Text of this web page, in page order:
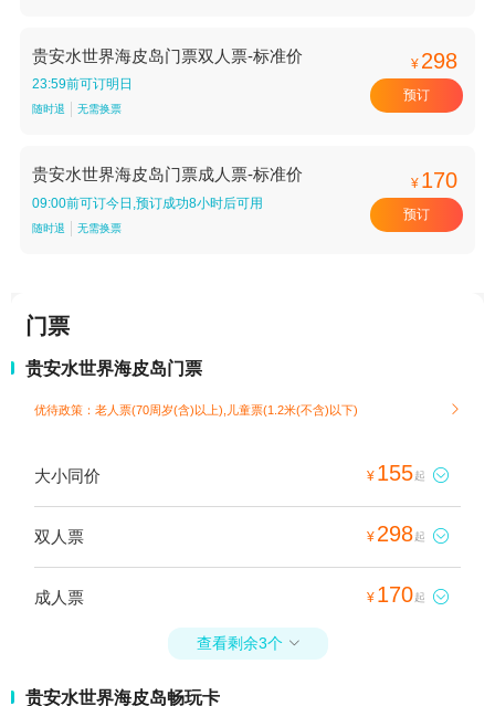
贵安水世界海皮岛门票双人票-标准价
23:59前可订明日
随时退 无需换票
¥ 298
预订
贵安水世界海皮岛门票成人票-标准价
09:00前可订今日,预订成功8小时后可用
随时退 无需换票
¥ 170
预订
门票
贵安水世界海皮岛门票
优待政策：老人票(70周岁(含)以上),儿童票(1.2米(不含)以下) 
大小同价 ¥ 155起 
双人票 ¥ 298起 
成人票 ¥ 170起 
查看剩余3个 
贵安水世界海皮岛畅玩卡